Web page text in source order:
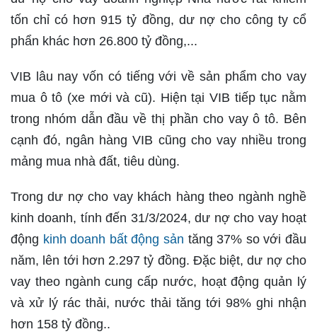
tốn chỉ có hơn 915 tỷ đồng, dư nợ cho công ty cổ
phẩn khác hơn 26.800 tỷ đồng,...
VIB lâu nay vốn có tiếng với về sản phẩm cho vay
mua ô tô (xe mới và cũ). Hiện tại VIB tiếp tục nằm
trong nhóm dẫn đầu về thị phần cho vay ô tô. Bên
cạnh đó, ngân hàng VIB cũng cho vay nhiều trong
mảng mua nhà đất, tiêu dùng.
Trong dư nợ cho vay khách hàng theo ngành nghề
kinh doanh, tính đến 31/3/2024, dư nợ cho vay hoạt
động kinh doanh bất động sản tăng 37% so với đầu
năm, lên tới hơn 2.297 tỷ đồng. Đặc biệt, dư nợ cho
vay theo ngành cung cấp nước, hoạt động quản lý
và xử lý rác thải, nước thải tăng tới 98% ghi nhận
hơn 158 tỷ đồng..